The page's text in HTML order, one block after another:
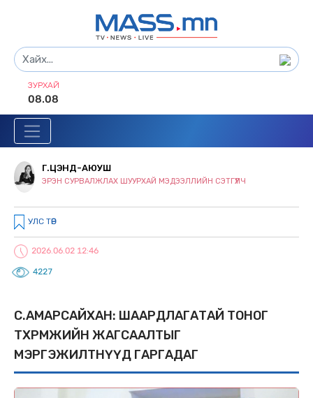
ЗУРХАЙ
08.08
Г.ЦЭНД-АЮУШ
ЭРЭН СУРВАЛЖЛАХ ШУУРХАЙ МЭДЭЭЛЛИЙН СЭТГҮҮЛЧ
УЛС ТӨР
2026.06.02 12:46
4227
С.АМАРСАЙХАН: ШААРДЛАГАТАЙ ТОНОГ
ТӨХӨӨРӨМЖИЙН ЖАГСААЛТЫГ
МЭРГЭЖИЛТНҮҮД ГАРГАДАГ